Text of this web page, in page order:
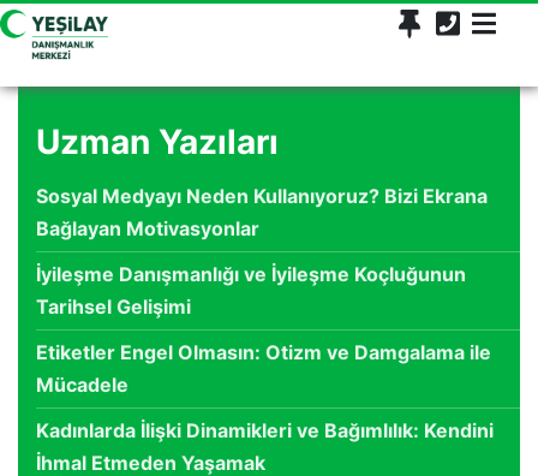
Uzman Yazıları
Sosyal Medyayı Neden Kullanıyoruz? Bizi Ekrana
Bağlayan Motivasyonlar
İyileşme Danışmanlığı ve İyileşme Koçluğunun
Tarihsel Gelişimi
Etiketler Engel Olmasın: Otizm ve Damgalama ile
Mücadele
Kadınlarda İlişki Dinamikleri ve Bağımlılık: Kendini
İhmal Etmeden Yaşamak